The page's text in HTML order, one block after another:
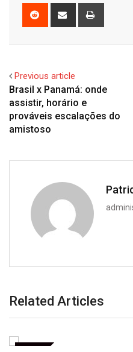
Reddit
Share
Previous article
Brasil x Panamá: onde
assistir, horário e
prováveis escalações do
amistoso
Related Articles